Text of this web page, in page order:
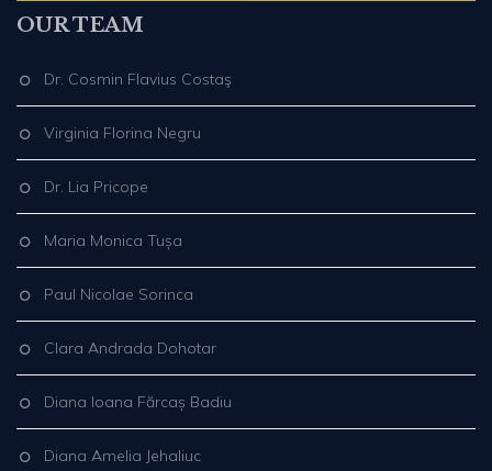
OUR TEAM
Dr. Cosmin Flavius Costaş
Virginia Florina Negru
Dr. Lia Pricope
Maria Monica Tușa
Paul Nicolae Sorinca
Clara Andrada Dohotar
Diana Ioana Fărcaș Badiu
Diana Amelia Jehaliuc